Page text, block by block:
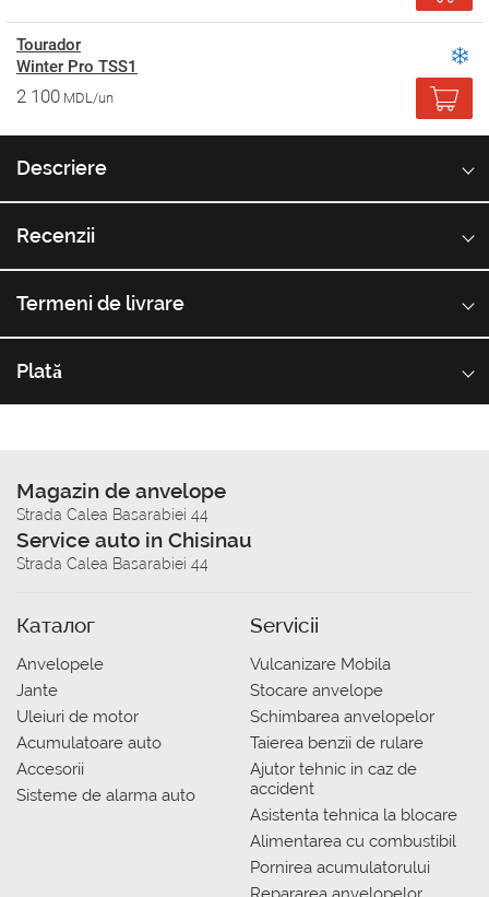
Tourador
Winter Pro TSS1
2 100 MDL/un
Descriere
Recenzii
Termeni de livrare
Plată
Magazin de anvelope
Strada Calea Basarabiei 44
Service auto in Chisinau
Strada Calea Basarabiei 44
Каталог
Anvelopele
Jante
Uleiuri de motor
Acumulatoare auto
Accesorii
Sisteme de alarma auto
Servicii
Vulcanizare Mobila
Stocare anvelope
Schimbarea anvelopelor
Taierea benzii de rulare
Ajutor tehnic in caz de
accident
Asistenta tehnica la blocare
Alimentarea cu combustibil
Pornirea acumulatorului